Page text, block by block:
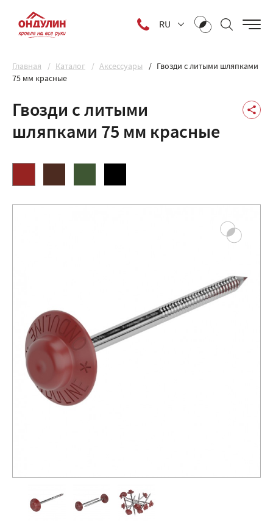
RU
Главная Каталог Аксессуары
Гвозди с литыми шляпками
75 мм красные
Гвозди с литыми
шляпками 75 мм красные